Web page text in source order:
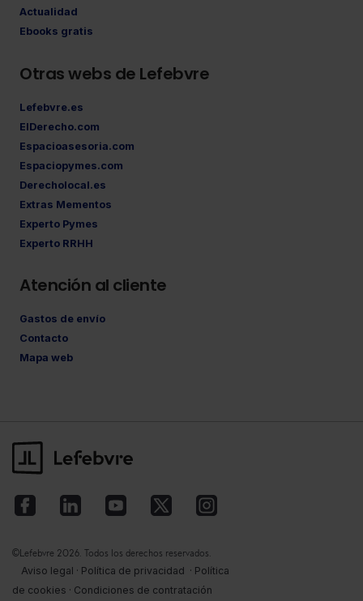
Actualidad
Ebooks gratis
Otras webs de Lefebvre
Lefebvre.es
ElDerecho.com
Espacioasesoria.com
Espaciopymes.com
Derecholocal.es
Extras Mementos
Experto Pymes
Experto RRHH
Atención al cliente
Gastos de envío
Contacto
Mapa web
©Lefebvre 2026. Todos los derechos reservados.
Aviso legal · Política de privacidad · Política
de cookies · Condiciones de contratación